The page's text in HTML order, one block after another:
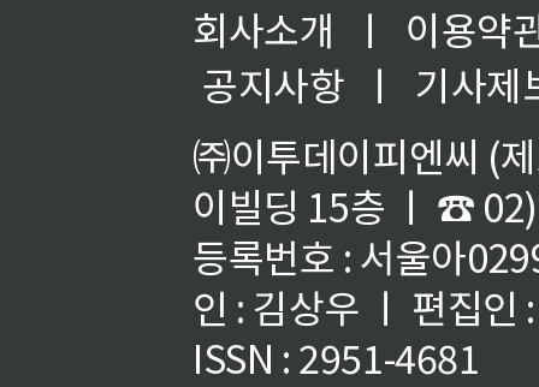
회사소개 ㅣ
이용약
공지사항
ㅣ
기사제
㈜이투데이피엔씨 (
이빌딩 15층 ㅣ ☎
등록번호 : 서울아
인 : 김상우 ㅣ 편집인
ISSN : 2951-4681